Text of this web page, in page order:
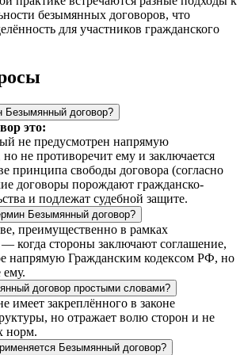
безымянных договоров, что
для участников гражданского
Безымянный договор?
это:
не предусмотрен напрямую
но не противоречит ему и заключается
принципа свободы договора (согласно
договоры порождают гражданско-
и подлежат судебной защите.
Безымянный договор?
преимущественно в рамках
— когда стороны заключают соглашение,
напрямую Гражданским кодексом РФ, но
ему.
договор простыми словами?
имеет закреплённого в законе
но отражает волю сторон и не
норм.
Безымянный договор?